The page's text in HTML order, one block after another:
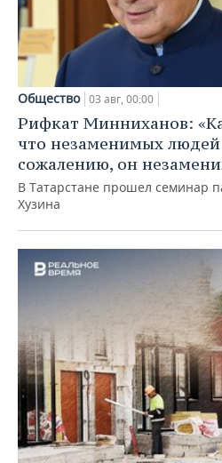
Общество 03 авг, 00:00
Рифкат Минниханов:
что незаменимых людей
сожалению, он
В Татарстане прошел семинар
Хузина